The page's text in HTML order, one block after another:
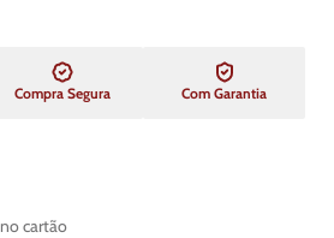
Compra Segura Com Garantia
no cartão